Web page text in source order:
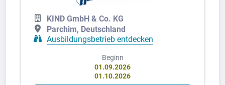
KIND GmbH & Co. KG
Parchim, Deutschland
Ausbildungsbetrieb entdecken
Beginn
01.09.2026
01.10.2026